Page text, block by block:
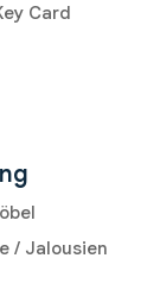
Card
/ Jalousien